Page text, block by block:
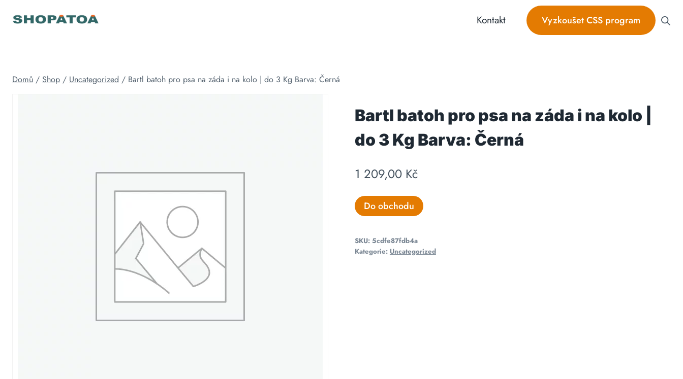
Kontakt Vyzkoušet CSS program
Domů / Shop / Uncategorized / Bartl batoh pro psa na záda i na kolo | do 3 Kg Barva: Černá
Bartl batoh pro psa na záda i na kolo |
do 3 Kg Barva: Černá
1 209,00 Kč
Do obchodu
SKU: 5cdfe87fdb4a
Kategorie: Uncategorized